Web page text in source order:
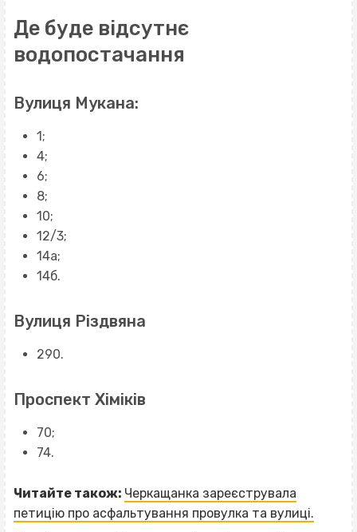
Де буде відсутнє
водопостачання
Вулиця Мукана:
1;
4;
6;
8;
10;
12/3;
14а;
14б.
Вулиця Різдвяна
290.
Проспект Хіміків
70;
74.
Читайте також: Черкащанка зареєструвала
петицію про асфальтування провулка та вулиці.